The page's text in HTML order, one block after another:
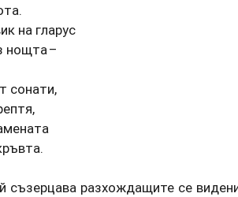
на гларус
нощта –
сонати,
съзерцава разхождащите се